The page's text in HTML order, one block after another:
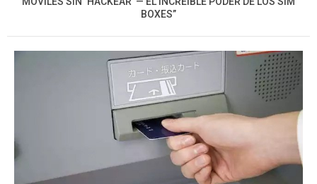
BOXES”